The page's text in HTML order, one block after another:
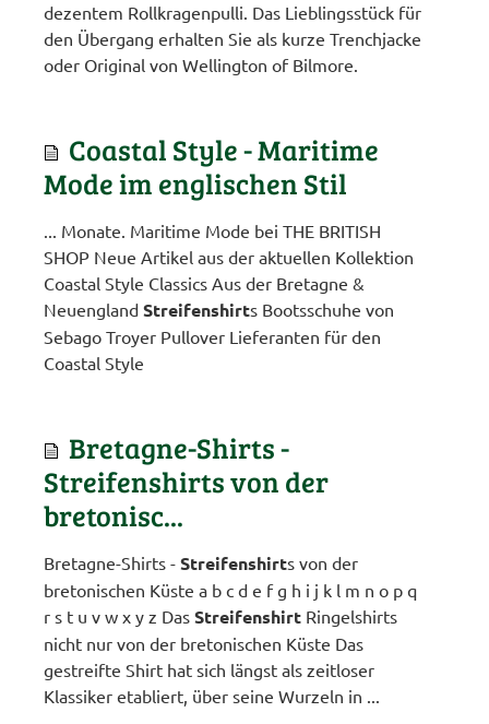
dezentem Rollkragenpulli. Das Lieblingsstück für
den Übergang erhalten Sie als kurze Trenchjacke
oder Original von Wellington of Bilmore.
Coastal Style - Maritime
Mode im englischen Stil
... Monate. Maritime Mode bei THE BRITISH
SHOP Neue Artikel aus der aktuellen Kollektion
Coastal Style Classics Aus der Bretagne &
Neuengland Streifenshirts Bootsschuhe von
Sebago Troyer Pullover Lieferanten für den
Coastal Style
Bretagne-Shirts -
Streifenshirts von der
bretonisc...
Bretagne-Shirts - Streifenshirts von der
bretonischen Küste a b c d e f g h i j k l m n o p q
r s t u v w x y z Das Streifenshirt Ringelshirts
nicht nur von der bretonischen Küste Das
gestreifte Shirt hat sich längst als zeitloser
Klassiker etabliert, über seine Wurzeln in ...